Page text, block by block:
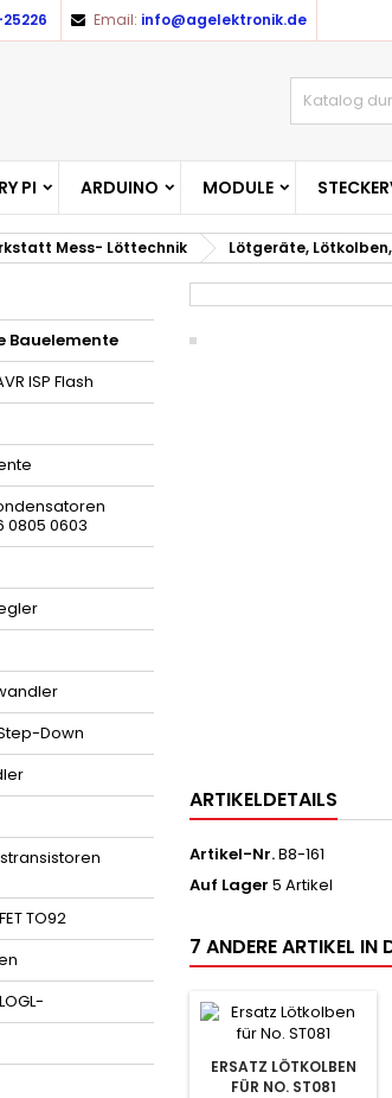
Email: info@agelektronik.de
PI ARDUINO MODULE
Mess- Löttechnik Lötgeräte,
Bauelemente
ISP Flash
0805 0603
Down
TO92
ARTIKELDETAILS
Artikel-Nr.B8-161
Auf Lager 5 Artikel
7 ANDERE ARTIKEL IN
ERSATZ LÖTKOLBEN
FÜR NO. ST081